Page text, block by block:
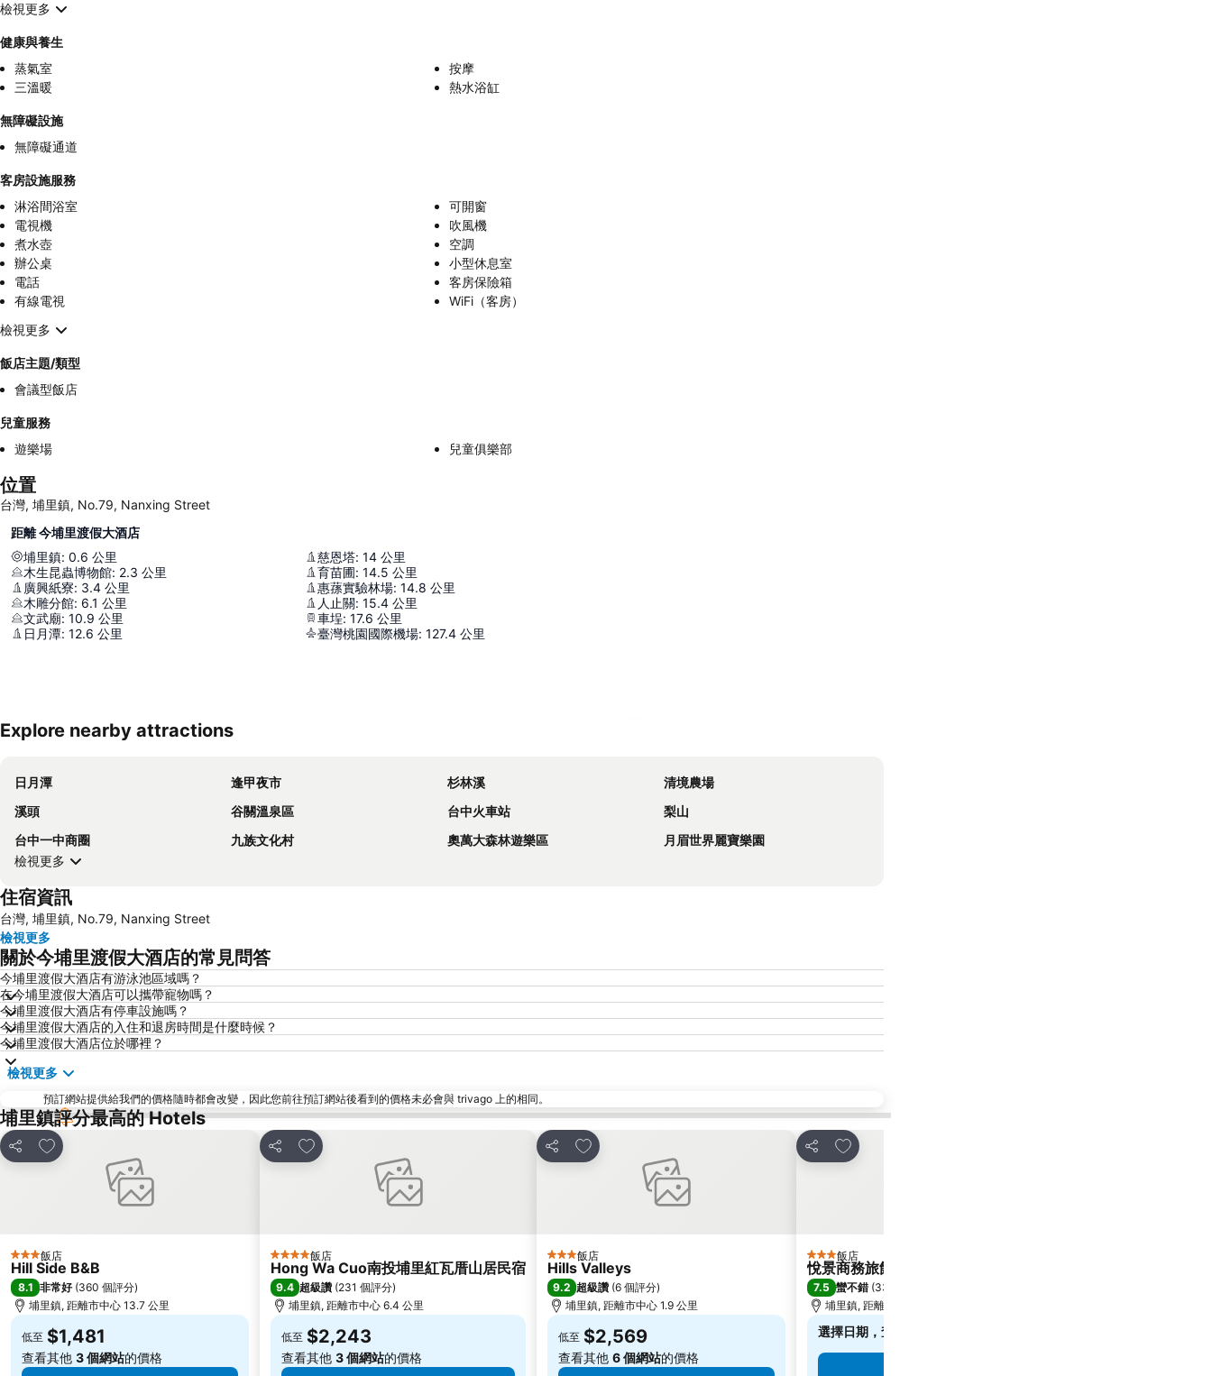
檢視更多
健康與養生
蒸氣室
按摩
三溫暖
熱水浴缸
無障礙設施
無障礙通道
客房設施服務
淋浴間浴室
可開窗
電視機
吹風機
煮水壺
空調
辦公桌
小型休息室
電話
客房保險箱
有線電視
WiFi（客房）
檢視更多
飯店主題/類型
會議型飯店
兒童服務
遊樂場
兒童俱樂部
位置
台灣, 埔里鎮, No.79, Nanxing Street
距離 今埔里渡假大酒店
埔里鎮: 0.6 公里
木生昆蟲博物館: 2.3 公里
廣興紙寮: 3.4 公里
木雕分館: 6.1 公里
文武廟: 10.9 公里
日月潭: 12.6 公里
慈恩塔: 14 公里
育苗圃: 14.5 公里
惠蓀實驗林場: 14.8 公里
人止關: 15.4 公里
車埕: 17.6 公里
臺灣桃園國際機場: 127.4 公里
Explore nearby attractions
日月潭 逢甲夜市 杉林溪
清境農場
溪頭
谷關溫泉區 台中火車站
梨山
台中一中商圈
九族文化村 奧萬大森林遊樂區
月眉世界麗寶樂園
檢視更多
住宿資訊
台灣, 埔里鎮, No.79, Nanxing Street
檢視更多
關於今埔里渡假大酒店的常見問答
今埔里渡假大酒店有游泳池區域嗎？
在今埔里渡假大酒店可以攜帶寵物嗎？
今埔里渡假大酒店有停車設施嗎？
今埔里渡假大酒店的入住和退房時間是什麼時候？
今埔里渡假大酒店位於哪裡？
檢視更多
預訂網站提供給我們的價格隨時都會改變，因此您前往預訂網站後看到的價格未必會與 trivago 上的相同。
埔里鎮評分最高的 Hotels
分享
加入我的最愛
3 星級飯店
Hill Side B&B
8.1 非常好 (360 個評分)
埔里鎮, 距離市中心 13.7 公里
低至 $1,481
查看其他 3 個網站的價格
分享
加入我的最愛
4 星級 飯店
Hong Wa Cuo南投埔里紅瓦厝山居民宿
9.4 超級讚 (231 個評分)
埔里鎮, 距離市中心 6.4 公里
低至 $2,243
查看其他 3 個網站的價格
分享
加入我的最愛
3 星級飯店
Hills Valleys
9.2 超級讚 (6 個評分)
埔里鎮, 距離市中心 1.9 公里
低至 $2,569
查看其他 6 個網站的價格
分享
加入我的最愛
3 星級飯店
悅景商務旅館
7.5 蠻不錯 (338 個評分
埔里鎮, 距離市中心 0.5 公里
選擇日期，查看確切價格